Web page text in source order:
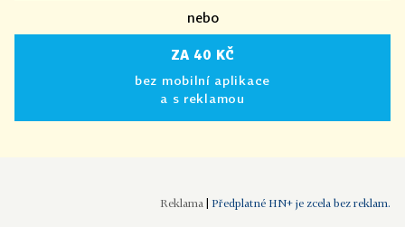
nebo
ZA 40 KČ
bez mobilní aplikace
a s reklamou
Předplatné HN+ je zcela bez reklam.